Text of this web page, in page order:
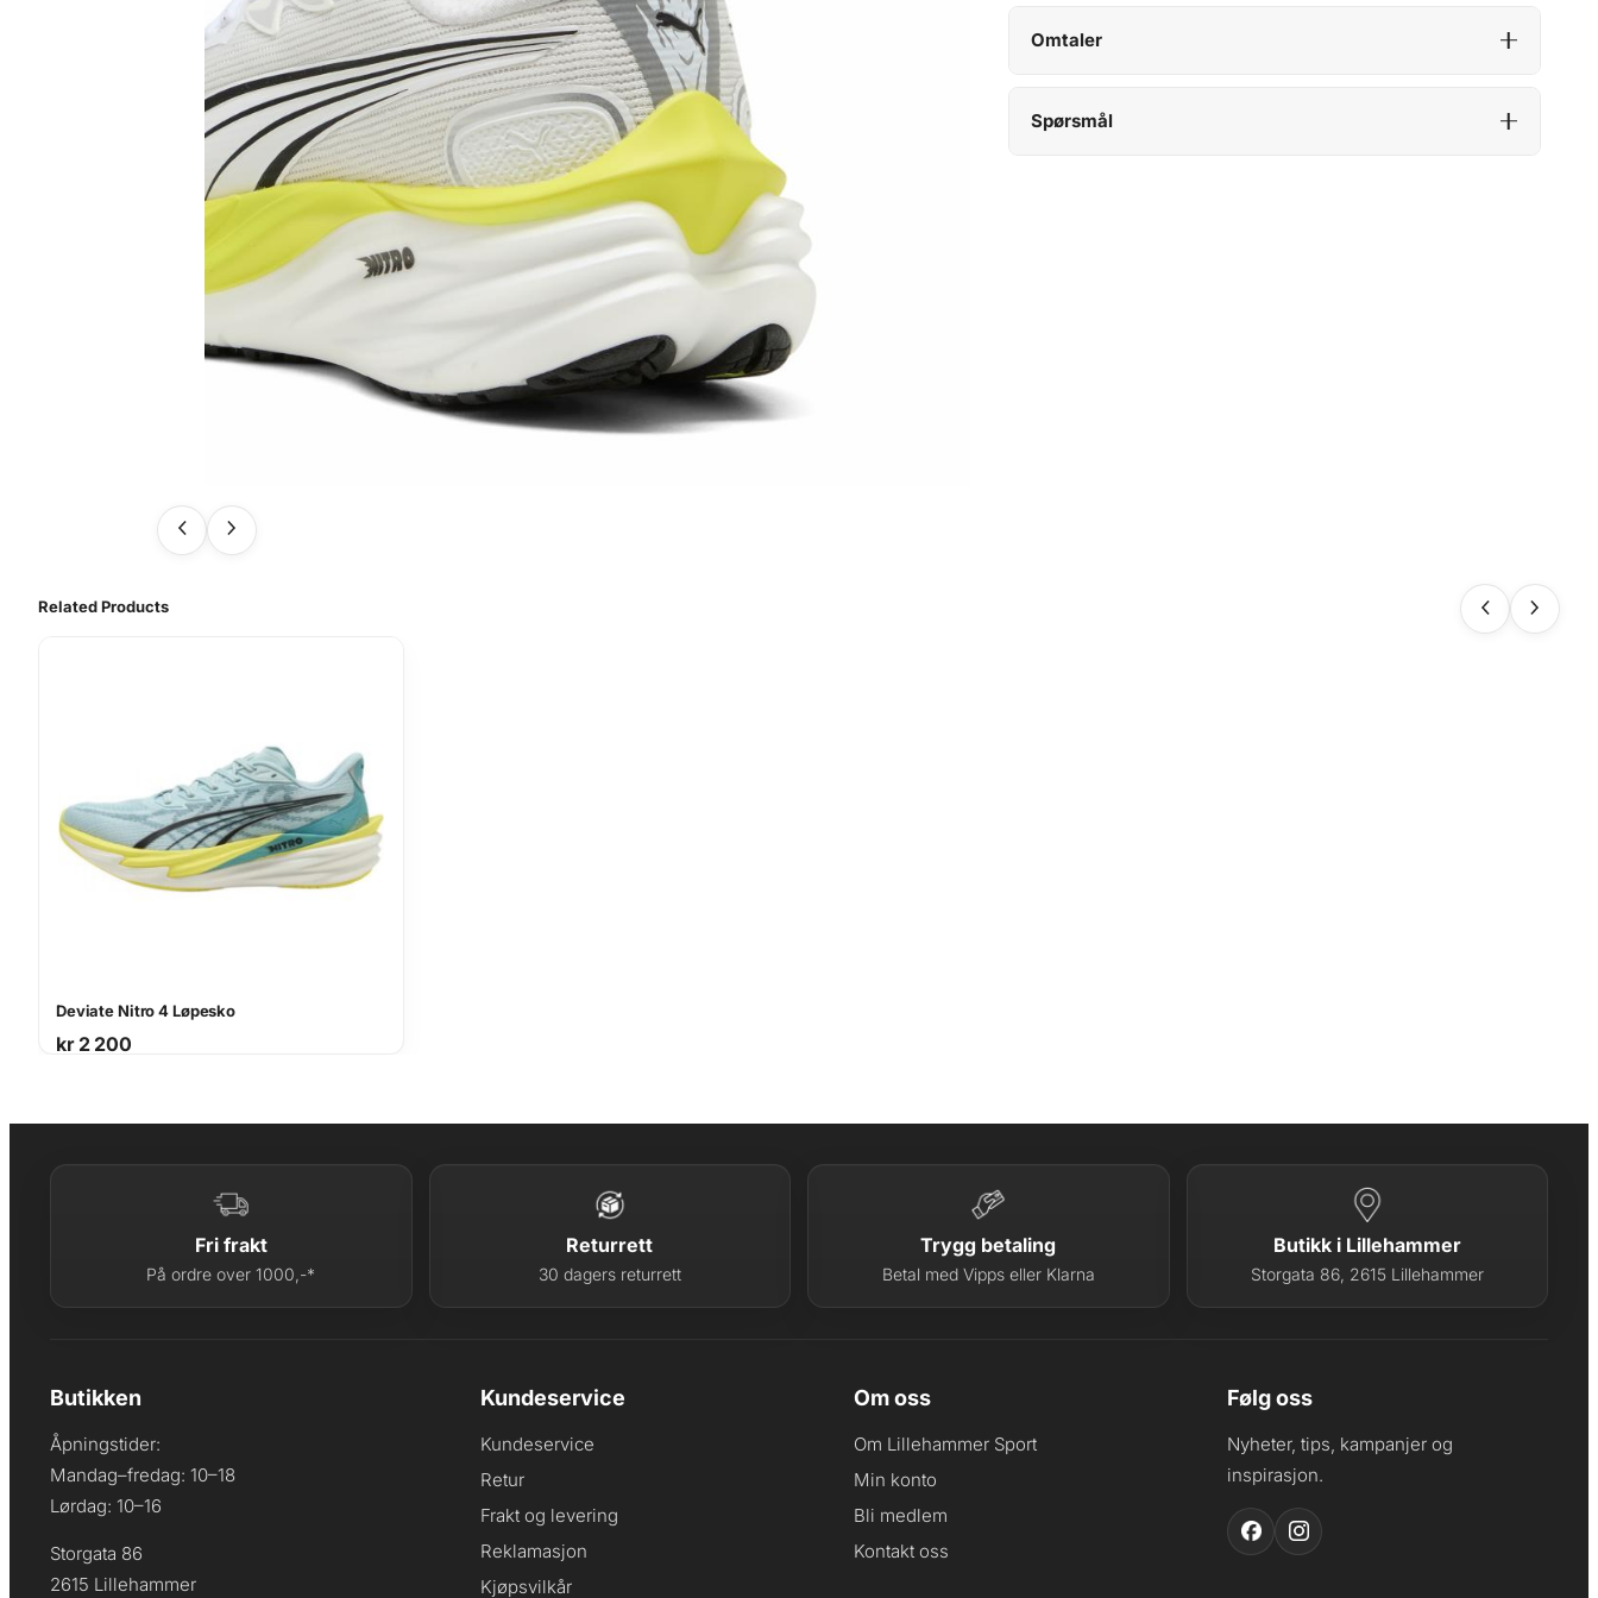
Omtaler
Spørsmål
Related Products
Deviate Nitro 4 Løpesko
kr2 200
Fri frakt
På ordre over 1000,-*
Returrett
30 dagers returrett
Trygg betaling
Betal med Vipps eller Klarna
Butikk i Lillehammer
Storgata 86, 2615 Lillehammer
Butikken
Åpningstider:
Mandag–fredag: 10–18
Lørdag: 10–16
Storgata 86
2615 Lillehammer
Kundeservice
Kundeservice
Retur
Frakt og levering
Reklamasjon
Kjøpsvilkår
Om oss
Om Lillehammer Sport
Min konto
Bli medlem
Kontakt oss
Følg oss
Nyheter, tips, kampanjer og
inspirasjon.